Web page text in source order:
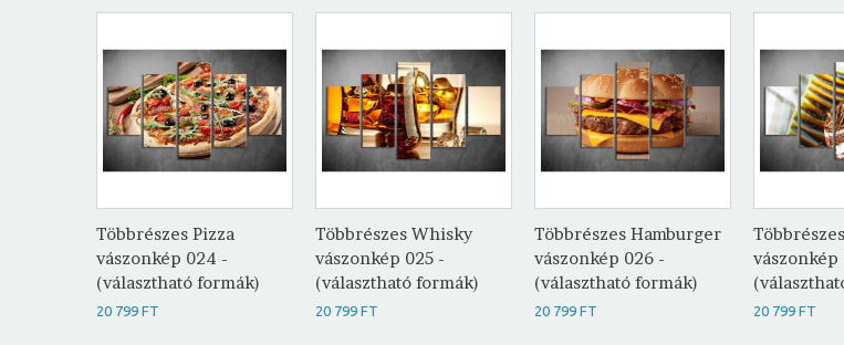
Többrészes Pizza
vászonkép 024 -
(választható formák)
20 799 FT
Többrészes Whisky
vászonkép 025 -
(választható formák)
20 799 FT
Többrészes Hamburger
vászonkép 026 -
(választható formák)
20 799 FT
vászonkép
20 799 FT